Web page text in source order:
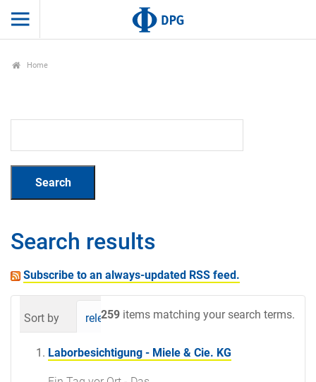
Home
Search results
Subscribe to an always-updated RSS feed.
259 items matching your search terms.
Sort by relevance date (newest first)
Laborbesichtigung - Miele & Cie. KG